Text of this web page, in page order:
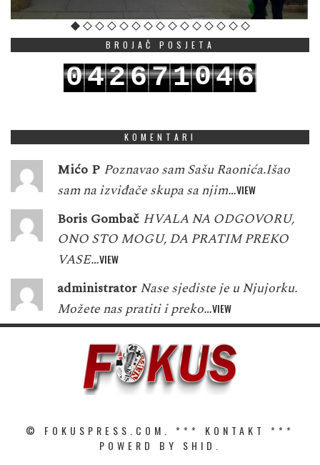
BROJAČ POSJETA
042671046
KOMENTARI
Mićo P Poznavao sam Sašu Raonića.Išao
sam na izviđače skupa sa njim…VIEW
Boris Gombač HVALA NA ODGOVORU,
ONO STO MOGU, DA PRATIM PREKO
VASE…VIEW
administrator Nase sjediste je u Njujorku.
Možete nas pratiti i preko…VIEW
© FOKUSPRESS.COM. *** KONTAKT
***
POWERD BY SHID.